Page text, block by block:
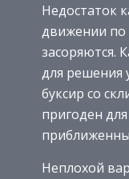
Недостаток
движении по
засоряются.
для решения
буксир со
пригоден
Неплохой